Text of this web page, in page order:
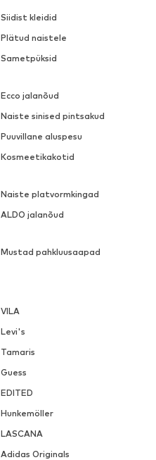
Siidist kleidid
Plätud naistele
Sametpüksid
Ecco jalanõud
Naiste sinised pintsakud
Puuvillane aluspesu
Kosmeetikakotid
Naiste platvormkingad
ALDO jalanõud
Mustad pahkluusaapad
VILA
Levi's
Tamaris
Guess
EDITED
Hunkemöller
LASCANA
Adidas Originals